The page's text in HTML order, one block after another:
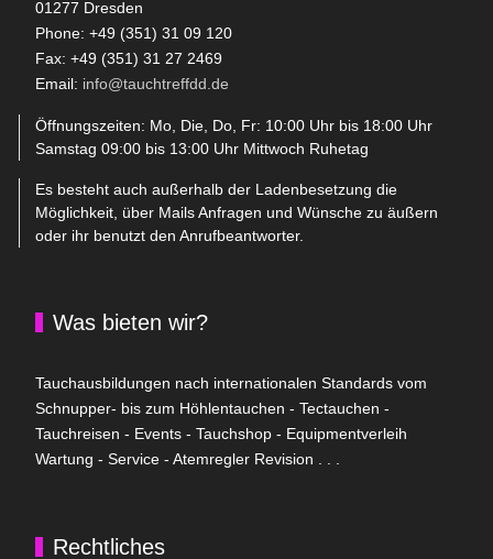
01277 Dres­den
Phone: +49 (351) 31 09 120
Fax: +49 (351) 31 27 2469
Email: info@tauchtreffdd.de
Öffnungszeiten: Mo, Die, Do, Fr: 10:00 Uhr bis 18:00 Uhr
Samstag 09:00 bis 13:00 Uhr Mittwoch Ruhetag
Es besteht auch außerhalb der Ladenbesetzung die
Möglichkeit, über Mails Anfragen und Wünsche zu äußern
oder ihr benutzt den Anrufbeantworter.
Was bieten wir?
Tauchausbildungen nach internationalen Standards vom
Schnupper- bis zum Höhlentauchen - Tectauchen -
Tauchreisen - Events - Tauchshop - Equipmentverleih
Wartung - Service - Atemregler Revision . . .
Rechtliches